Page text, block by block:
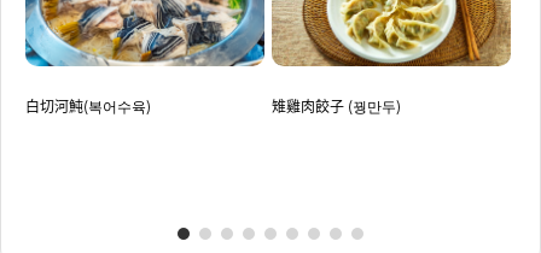
白切河魨(복어수육) 雉雞肉餃子 (꿩만두)